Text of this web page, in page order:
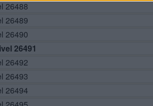
26488
26489
26490
26491
26492
26493
26494